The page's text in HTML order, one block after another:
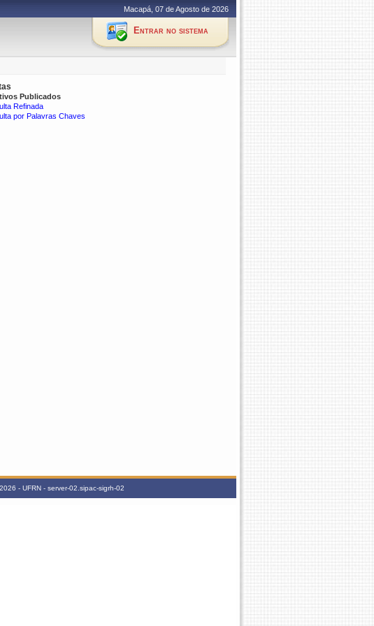
Macapá, 07 de Agosto de 2026
Entrar no sistema
Publicados
Refinada
por Palavras Chaves
- UFRN - server-02.sipac-sigrh-02